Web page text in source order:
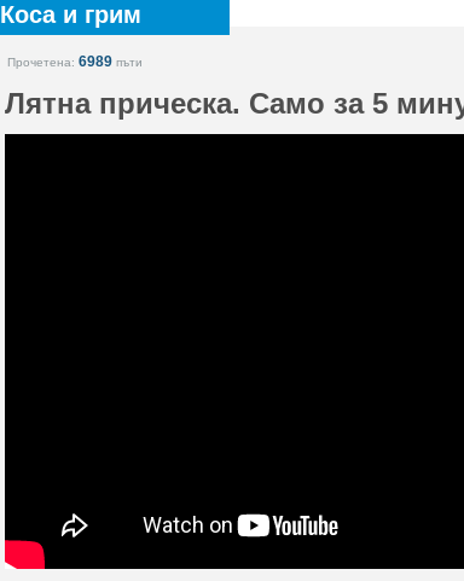
Коса и грим
Прочетена: 6989пъти
Лятна прическа. Само за 5